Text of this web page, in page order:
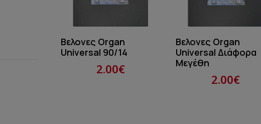
Βελονες Organ
Universal 90/14
2.00€
Βελονες Organ
Universal Διάφορα
Μεγέθη
2.00€